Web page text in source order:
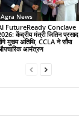
Agra News
FutureReady Conclave
केंद्रीय मंत्री जितिन प्रसाद
मुख्य अतिथि, CCLA ने सौंपा
आमंत्रण